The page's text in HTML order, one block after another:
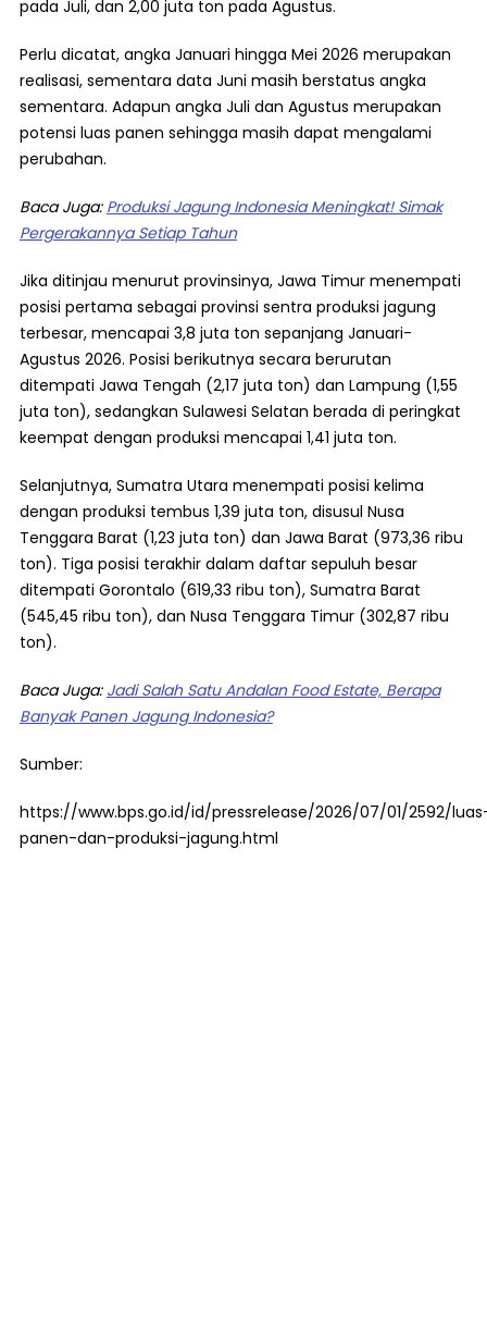
pada Juli, dan 2,00 juta ton pada Agustus.
Perlu dicatat, angka Januari hingga Mei 2026 merupakan
realisasi, sementara data Juni masih berstatus angka
sementara. Adapun angka Juli dan Agustus merupakan
potensi luas panen sehingga masih dapat mengalami
perubahan.
Baca Juga: Produksi Jagung Indonesia Meningkat! Simak
Pergerakannya Setiap Tahun
Jika ditinjau menurut provinsinya, Jawa Timur menempati
posisi pertama sebagai provinsi sentra produksi jagung
terbesar, mencapai 3,8 juta ton sepanjang Januari-
Agustus 2026. Posisi berikutnya secara berurutan
ditempati Jawa Tengah (2,17 juta ton) dan Lampung (1,55
juta ton), sedangkan Sulawesi Selatan berada di peringkat
keempat dengan produksi mencapai 1,41 juta ton.
Selanjutnya, Sumatra Utara menempati posisi kelima
dengan produksi tembus 1,39 juta ton, disusul Nusa
Tenggara Barat (1,23 juta ton) dan Jawa Barat (973,36 ribu
ton). Tiga posisi terakhir dalam daftar sepuluh besar
ditempati Gorontalo (619,33 ribu ton), Sumatra Barat
(545,45 ribu ton), dan Nusa Tenggara Timur (302,87 ribu
ton).
Baca Juga: Jadi Salah Satu Andalan Food Estate, Berapa
Banyak Panen Jagung Indonesia?
Sumber:
https://www.bps.go.id/id/pressrelease/2026/07/01/2592/
panen-dan-produksi-jagung.html